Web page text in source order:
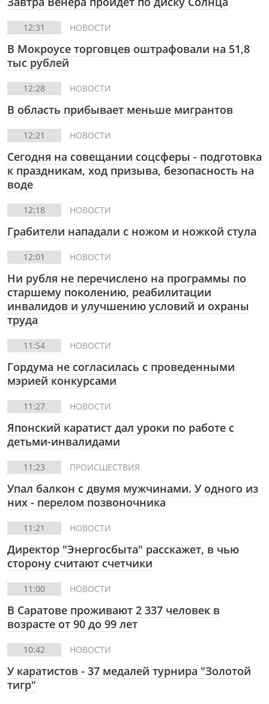
12:31 НОВОСТИ
В Мокроусе торговцев оштрафовали на 51,8
тыс рублей
12:28 НОВОСТИ
В область прибывает меньше мигрантов
12:21 НОВОСТИ
Сегодня на совещании соцсферы - подготовка
к праздникам, ход призыва, безопасность на
воде
12:18 НОВОСТИ
Грабители нападали с ножом и ножкой стула
12:01 НОВОСТИ
Ни рубля не перечислено на программы по
старшему поколению, реабилитации
инвалидов и улучшению условий и охраны
труда
11:54 НОВОСТИ
Гордума не согласилась с проведенными
мэрией конкурсами
11:27 НОВОСТИ
Японский каратист дал уроки по работе с
детьми-инвалидами
11:23 ПРОИСШЕСТВИЯ
Упал балкон с двумя мужчинами. У одного из
них - перелом позвоночника
11:21 НОВОСТИ
Директор "Энергосбыта" расскажет, в чью
сторону считают счетчики
11:00 НОВОСТИ
В Саратове проживают 2 337 человек в
возрасте от 90 до 99 лет
10:42 НОВОСТИ
У каратистов - 37 медалей турнира "Золотой
тигр"